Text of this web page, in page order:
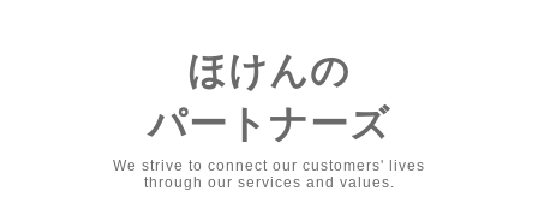
ほけんの
パートナーズ
We strive to connect our customers' lives
through our services and values.